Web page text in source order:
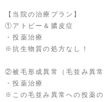
【当院の治療プラン】
①アトピー＆膿皮症
・投薬治療
※抗生物質の処方なし！
②被毛形成異常（毛並み異常
・投薬治療
※この毛並み異常への投薬